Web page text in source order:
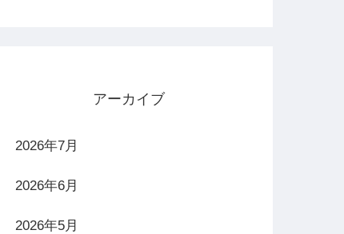
き無料バス
アーカイブ
2026年7月
2026年6月
2026年5月